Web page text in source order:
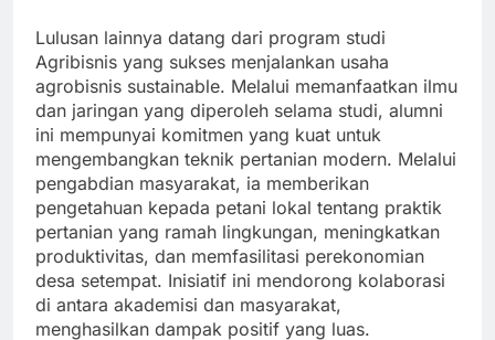
Lulusan lainnya datang dari program studi
Agribisnis yang sukses menjalankan usaha
agrobisnis sustainable. Melalui memanfaatkan ilmu
dan jaringan yang diperoleh selama studi, alumni
ini mempunyai komitmen yang kuat untuk
mengembangkan teknik pertanian modern. Melalui
pengabdian masyarakat, ia memberikan
pengetahuan kepada petani lokal tentang praktik
pertanian yang ramah lingkungan, meningkatkan
produktivitas, dan memfasilitasi perekonomian
desa setempat. Inisiatif ini mendorong kolaborasi
di antara akademisi dan masyarakat,
menghasilkan dampak positif yang luas.